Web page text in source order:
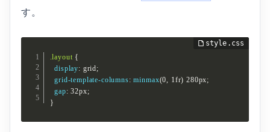
す。
.layout {
display: grid;
grid-template-columns: minmax(0, 1fr) 280px;
gap: 32px;
}